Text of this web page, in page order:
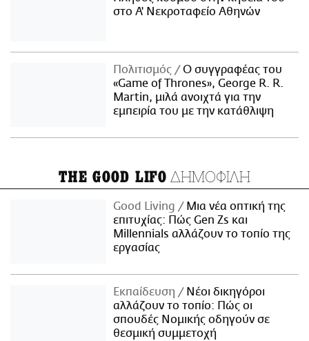
στο Α' Νεκροταφείο Αθηνών
Πολιτισμός
Ο συγγραφέας του
«Game of Thrones», George R. R.
Martin, μιλά ανοιχτά για την
εμπειρία του με την κατάθλιψη
THE GOOD LIFO ΔΗΜΟΦΙΛΗ
Good Living
Μια νέα οπτική της
επιτυχίας: Πώς Gen Zs και
Millennials αλλάζουν το τοπίο της
εργασίας
Εκπαίδευση
Νέοι δικηγόροι
αλλάζουν το τοπίο: Πώς οι
σπουδές Νομικής οδηγούν σε
θεσμική συμμετοχή